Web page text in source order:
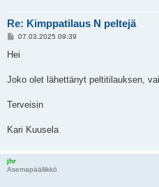
Re: Kimppatilaus N peltejä
V
e
i
07.03.2025 09:39
Hei
Joko olet lähettänyt peltitilauksen,
Terveisin
Kari Kuusela
jhr
Asemapäällikkö